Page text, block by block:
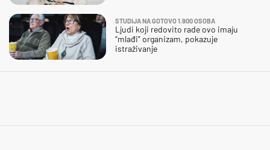
STUDIJA NA GOTOVO 1.900 OSOBA
Ljudi koji redovito rade ovo imaju
“mlađi” organizam, pokazuje
istraživanje